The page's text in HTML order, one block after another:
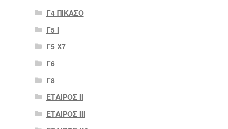
Γ4 ΠΙΚΑΣΟ
Γ5 Ι
Γ5 Χ7
Γ6
Γ8
ΕΤΑΙΡΟΣ II
ΕΤΑΙΡΟΣ III